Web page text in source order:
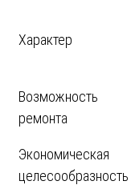
Характер
Возможность
ремонта
Экономическая
целесообразность